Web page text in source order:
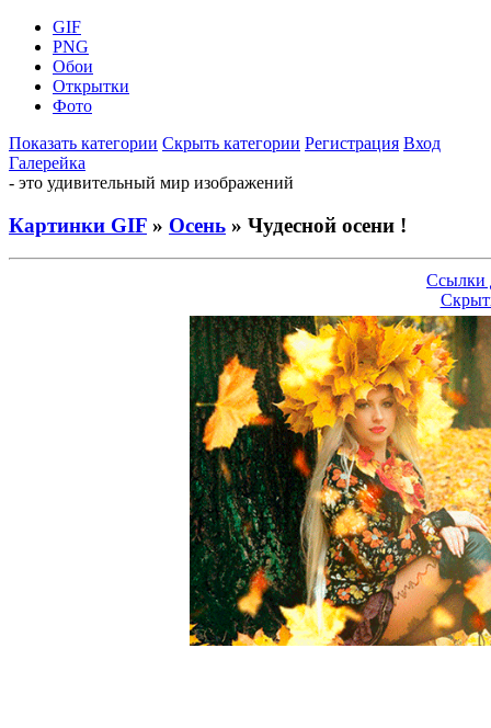
GIF
PNG
Обои
Открытки
Фото
Показать категории Скрыть категории Регистрация Вход
Галерейка
- это удивительный мир изображений
Картинки GIF » Осень » Чудесной осени !
Ссылки